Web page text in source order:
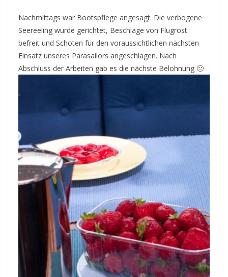
Nachmittags war Bootspflege angesagt. Die verbogene
Seereeling wurde gerichtet, Beschläge von Flugrost
befreit und Schoten für den voraussichtlichen nächsten
Einsatz unseres Parasailors angeschlagen. Nach
Abschluss der Arbeiten gab es die nächste Belohnung 🙂